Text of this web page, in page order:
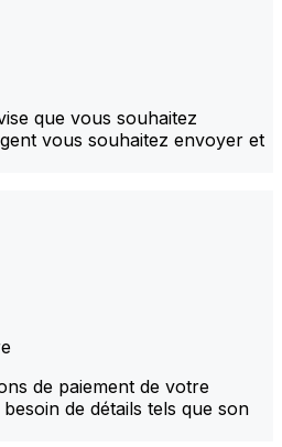
que vous souhaitez
vous souhaitez envoyer et
de paiement de votre
de détails tels que son